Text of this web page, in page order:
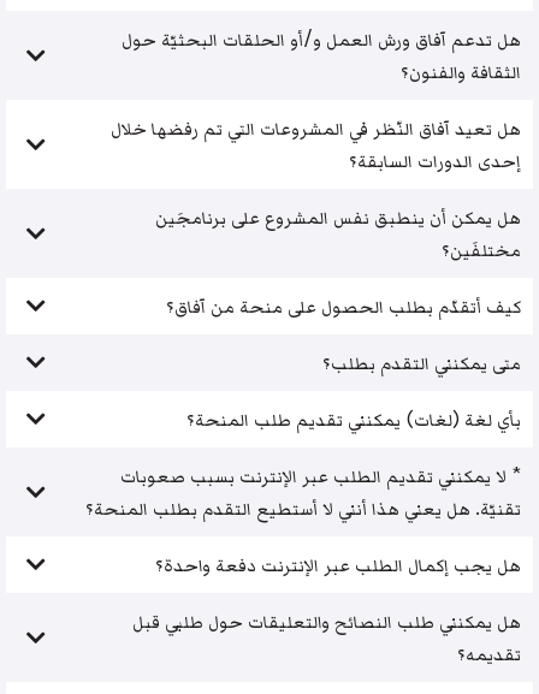
هل تدعم آفاق ورش العمل و/أو الحلقات البحثيّة حول
الثقافة والفنون؟
هل تعيد آفاق النّظر في المشروعات التي تم رفضها خلال
إحدى الدورات السابقة؟
هل يمكن أن ينطبق نفس المشروع على برنامجَين
مختلفَين؟
كيف أتقدّم بطلب الحصول على منحة من آفاق؟
متى يمكنني التقدم بطلب؟
بأي لغة (لغات) يمكنني تقديم طلب المنحة؟
* لا يمكنني تقديم الطلب عبر الإنترنت بسبب صعوبات
تقنيّة. هل يعني هذا أنني لا أستطيع التقدم بطلب المنحة؟
هل يجب إكمال الطلب عبر الإنترنت دفعة واحدة؟
هل يمكنني طلب النصائح والتعليقات حول طلبي قبل
تقديمه؟